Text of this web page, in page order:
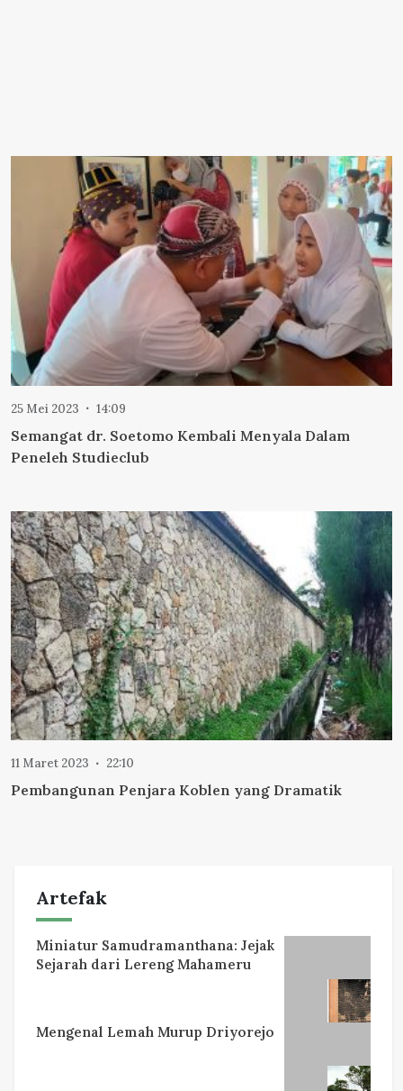
25 Mei 2023 14:09
Semangat dr. Soetomo Kembali Menyala Dalam
Peneleh Studieclub
11 Maret 2023 22:10
Pembangunan Penjara Koblen yang Dramatik
Artefak
Miniatur Samudramanthana: Jejak
Sejarah dari Lereng Mahameru
Mengenal Lemah Murup Driyorejo